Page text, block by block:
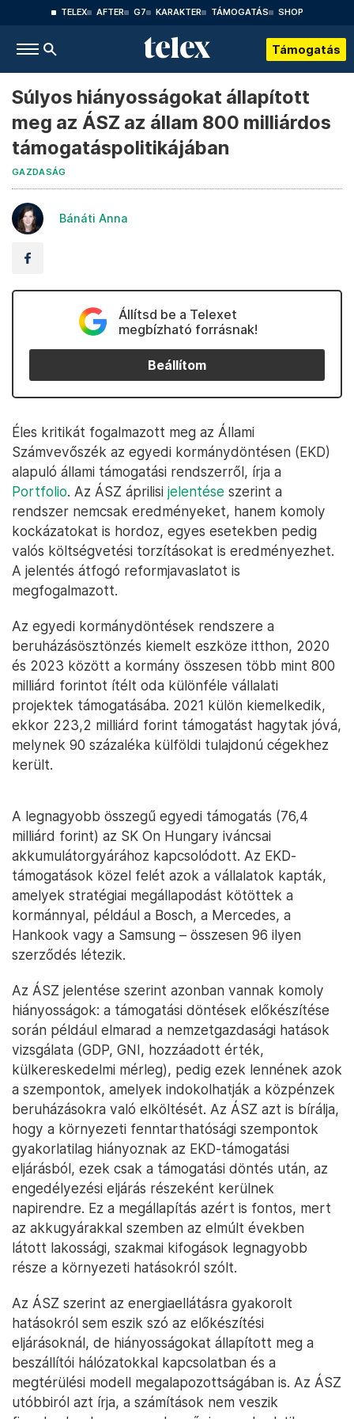
TELEX AFTER G7 KARAKTER TÁMOGATÁS SHOP
Támogatás
Súlyos hiányosságokat állapított
meg az ÁSZ az állam 800 milliárdos
támogatáspolitikájában
GAZDASÁG
Bánáti Anna
Állítsd be a Telexet
megbízható forrásnak!
Beállítom
Éles kritikát fogalmazott meg az Állami
Számvevőszék az egyedi kormánydöntésen (EKD)
alapuló állami támogatási rendszerről, írja a
Portfolio. Az ÁSZ áprilisi jelentése szerint a
rendszer nemcsak eredményeket, hanem komoly
kockázatokat is hordoz, egyes esetekben pedig
valós költségvetési torzításokat is eredményezhet.
A jelentés átfogó reformjavaslatot is
megfogalmazott.
Az egyedi kormánydöntések rendszere a
beruházásösztönzés kiemelt eszköze itthon, 2020
és 2023 között a kormány összesen több mint 800
milliárd forintot ítélt oda különféle vállalati
projektek támogatásába. 2021 külön kiemelkedik,
ekkor 223,2 milliárd forint támogatást hagytak jóvá,
melynek 90 százaléka külföldi tulajdonú cégekhez
került.
A legnagyobb összegű egyedi támogatás (76,4
milliárd forint) az SK On Hungary iváncsai
akkumulátorgyárához kapcsolódott. Az EKD-
támogatások közel felét azok a vállalatok kapták,
amelyek stratégiai megállapodást kötöttek a
kormánnyal, például a Bosch, a Mercedes, a
Hankook vagy a Samsung – összesen 96 ilyen
szerződés létezik.
Az ÁSZ jelentése szerint azonban vannak komoly
hiányosságok: a támogatási döntések előkészítése
során például elmarad a nemzetgazdasági hatások
vizsgálata (GDP, GNI, hozzáadott érték,
külkereskedelmi mérleg), pedig ezek lennének azok
a szempontok, amelyek indokolhatják a közpénzek
beruházásokra való elköltését. Az ÁSZ azt is bírálja,
hogy a környezeti fenntarthatósági szempontok
gyakorlatilag hiányoznak az EKD-támogatási
eljárásból, ezek csak a támogatási döntés után, az
engedélyezési eljárás részeként kerülnek
napirendre. Ez a megállapítás azért is fontos, mert
az akkugyárakkal szemben az elmúlt években
látott lakossági, szakmai kifogások legnagyobb
része a környezeti hatásokról szólt.
Az ÁSZ szerint az energiaellátásra gyakorolt
hatásokról sem eszik szó az előkészítési
eljárásoknál, de hiányosságokat állapított meg a
beszállítói hálózatokkal kapcsolatban és a
megtérülési modell megalapozottságában is. Az ÁSZ
utóbbiról azt írja, a számítások nem veszik